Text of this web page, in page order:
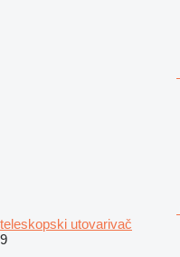
teleskopski utovarivač
9